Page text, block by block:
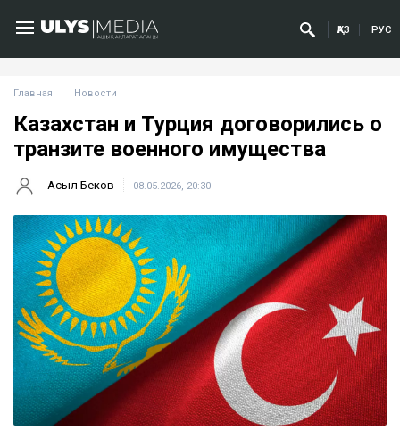
ҚАЗ РУС
Главная Новости
Казахстан и Турция договорились о
транзите военного имущества
Асыл Беков 08.05.2026, 20:30